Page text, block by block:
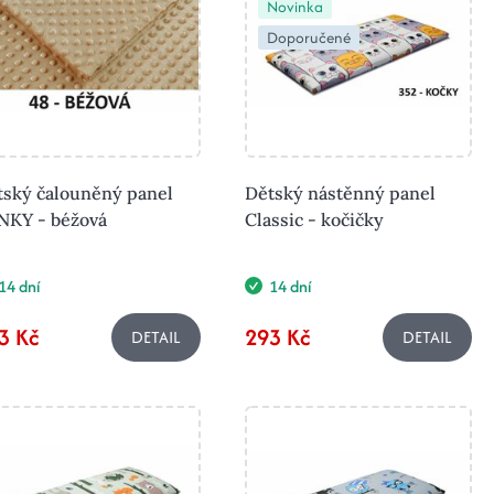
čalouněný panel
- béžová
dní
Kč DETAIL
Novinka
Doporučené
Dětský nástěnný panel
Classic - kočičky
14 dní
293 Kč DETAIL